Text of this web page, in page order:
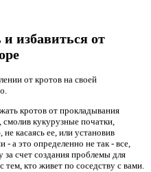
избавиться от
от кротов на своей
кротов от прокладывания
кукурузные початки,
касаясь ее, или установив
а это определенно не так - все,
счет создания проблемы для
кто живет по соседству с вами.